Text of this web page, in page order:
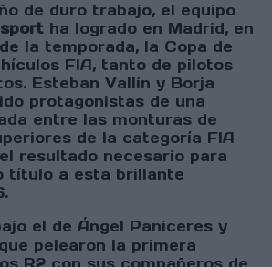
de duro trabajo, el equipo
ha logrado en Madrid, en
la temporada, la Copa de
FIA, tanto de pilotos
Esteban Vallín y Borja
protagonistas de una
entre las monturas de
de la categoría FIA
resultado necesario para
título a esta brillante
el de Ángel Paniceres y
pelearon la primera